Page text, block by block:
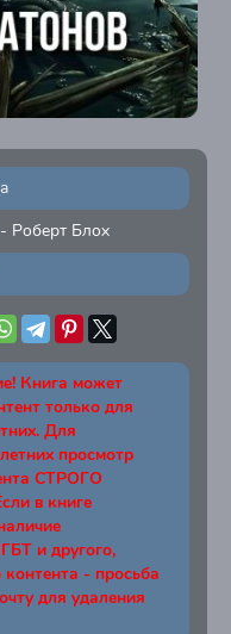
Роберт Блох
Книга может
только для
Для
просмотр
СТРОГО
в книге
и другого,
- просьба
для удаления